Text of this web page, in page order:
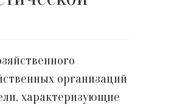
организаций
характеризующие